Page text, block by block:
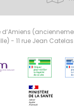
- 11 rue Jean